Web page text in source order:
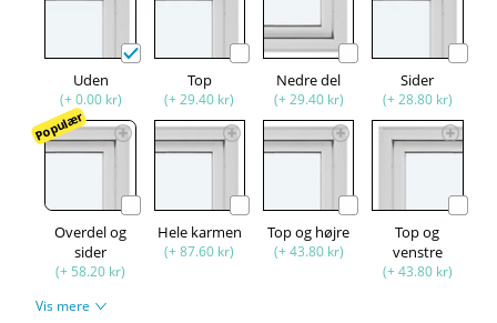
Uden
(+ 0.00 kr)
Top
(+ 29.40 kr)
Nedre del
(+ 29.40 kr)
Sider
(+ 28.80 kr)
Populær
Overdel og
sider
(+ 58.20 kr)
Hele karmen
(+ 87.60 kr)
Top og højre
(+ 43.80 kr)
Top og
venstre
(+ 43.80 kr)
Vis mere